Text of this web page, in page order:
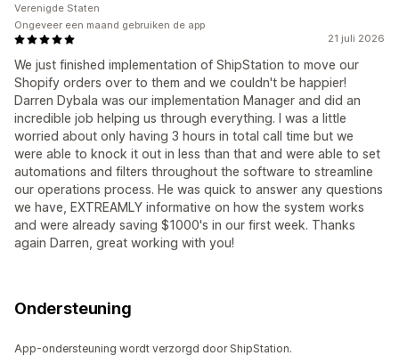
21 juli 2026
We just finished implementation of ShipStation to move our
Shopify orders over to them and we couldn't be happier!
Darren Dybala was our implementation Manager and did an
incredible job helping us through everything. I was a little
worried about only having 3 hours in total call time but we
were able to knock it out in less than that and were able to set
automations and filters throughout the software to streamline
our operations process. He was quick to answer any questions
we have, EXTREAMLY informative on how the system works
and were already saving $1000's in our first week. Thanks
again Darren, great working with you!
Verenigde Staten
Ongeveer een maand gebruiken de app
Ondersteuning
App-ondersteuning wordt verzorgd door ShipStation.